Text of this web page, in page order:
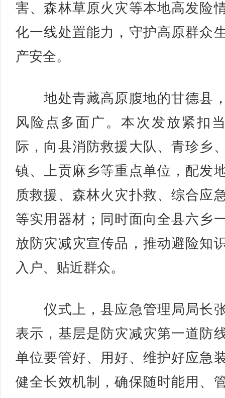
害、森林草原火灾等本地高发险
化一线处置能力，守护高原群众
产安全。
地处青藏高原腹地的甘德县
风险点多面广。本次发放紧扣
际，向县消防救援大队、青珍乡
镇、上贡麻乡等重点单位，配发
质救援、森林火灾扑救、综合应
等实用器材；同时面向全县六乡
放防灾减灾宣传品，推动避险知
入户、贴近群众。
仪式上，县应急管理局局长
表示，基层是防灾减灾第一道防
单位要管好、用好、维护好应急
健全长效机制，确保随时能用、